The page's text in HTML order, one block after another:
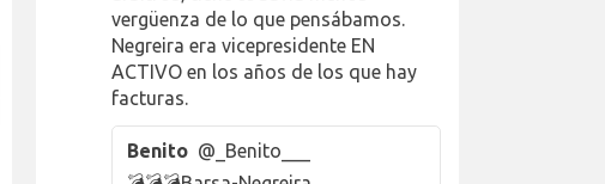
vergüenza de lo que pensábamos.
Negreira era vicepresidente EN
ACTIVO en los años de los que hay
facturas.
Benito @_Benito___